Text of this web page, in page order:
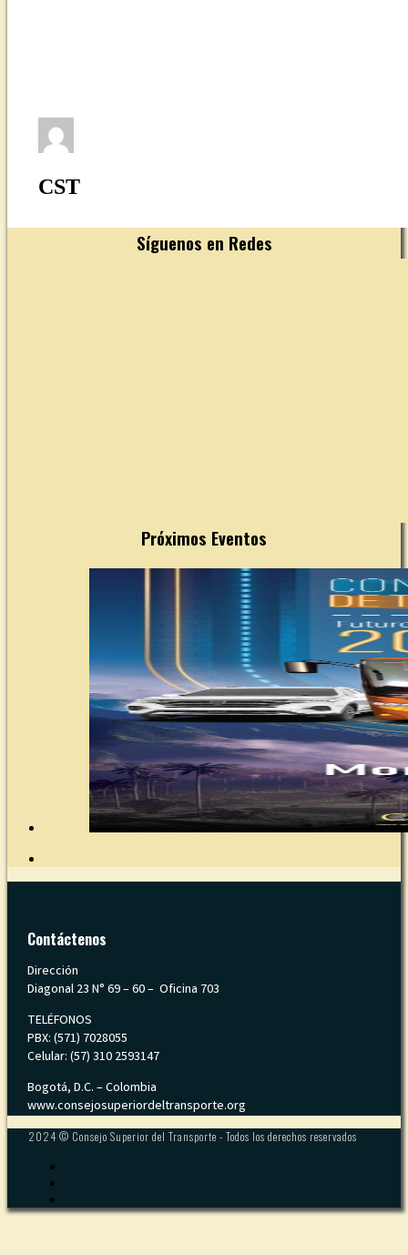
CST
Síguenos en Redes
Próximos Eventos
Contáctenos
Dirección
Diagonal 23 N° 69 – 60 – Oficina 703
TELÉFONOS
PBX: (571) 7028055
Celular: (57) 310 2593147
Bogotá, D.C. – Colombia
www.consejosuperiordeltransporte.org
2024 © Consejo Superior del Transporte - Todos los derechos reservados